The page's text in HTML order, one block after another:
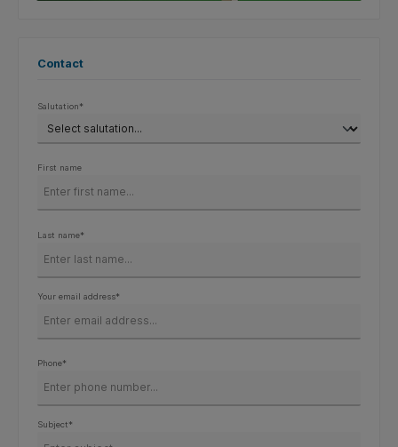
Contact
Salutation*
First name
Last name*
Your email address*
Phone*
Subject*